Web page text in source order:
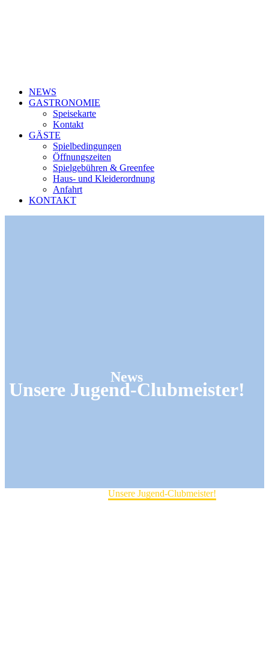
NEWS
GASTRONOMIE
Speisekarte
Kontakt
GÄSTE
Spielbedingungen
Öffnungszeiten
Spielgebühren & Greenfee
Haus- und Kleiderordnung
Anfahrt
KONTAKT
News
Unsere Jugend-Clubmeister!
Unsere Jugend-Clubmeister!